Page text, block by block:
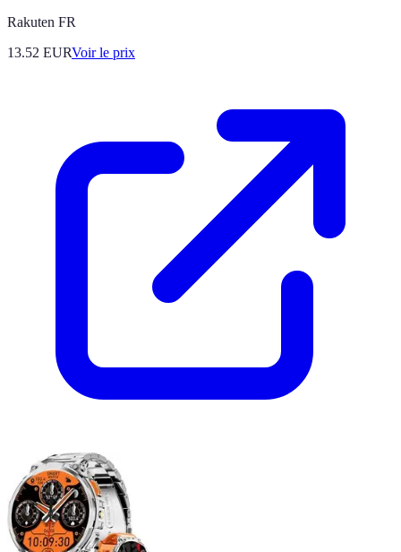
Rakuten FR
13.52 EURVoir le prix